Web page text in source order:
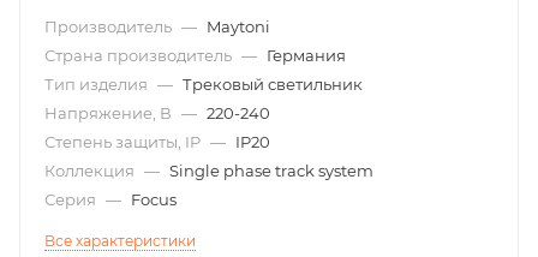
Производитель — Maytoni
Страна производитель — Германия
Тип изделия — Трековый светильник
Напряжение, В — 220-240
Степень защиты, IP — IP20
Коллекция — Single phase track system
Серия — Focus
Все характеристики